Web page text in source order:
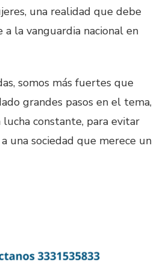
una realidad que debe
la vanguardia nacional en
somos más fuertes que
grandes pasos en el tema,
constante, para evitar
una sociedad que merece un